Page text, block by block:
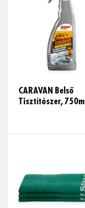
CARAVAN Belső
Tisztítószer, 750ml